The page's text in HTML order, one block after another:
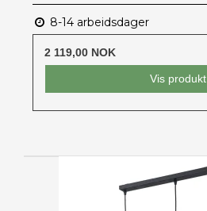
8-14 arbeidsdager
2 119,00 NOK
Vis produkt